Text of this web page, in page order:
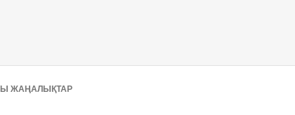
ЖАҢАЛЫҚТАР